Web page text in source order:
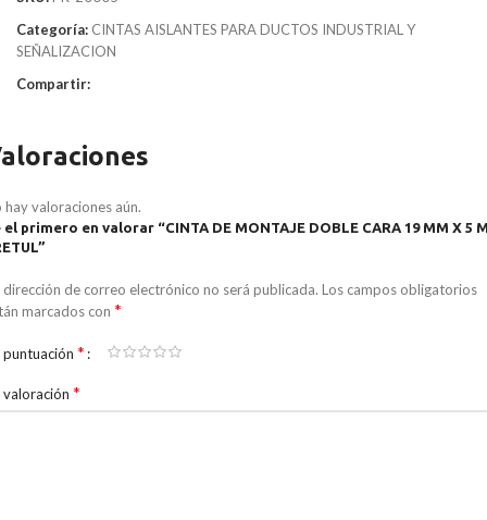
Categoría: CINTAS AISLANTES PARA DUCTOS INDUSTRIAL Y
SEÑALIZACION
Compartir:
hay valoraciones aún.
el primero en valorar “CINTA DE MONTAJE DOBLE CARA 19 MM X 5
dirección de correo electrónico no será publicada. Los campos obligatorios
marcados con *
puntuación *
valoración *